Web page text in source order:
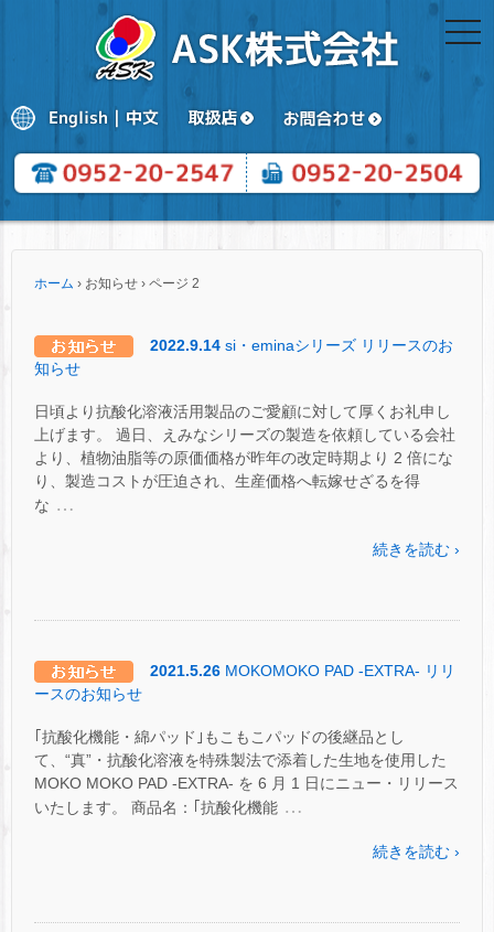
ホーム › お知らせ › ページ 2
2022.9.14 si・eminaシリーズ リリースのお
知らせ
日頃より抗酸化溶液活用製品のご愛顧に対して厚くお礼申し
上げます。 過日、えみなシリーズの製造を依頼している会社
より、植物油脂等の原価価格が昨年の改定時期より 2 倍にな
り、製造コストが圧迫され、生産価格へ転嫁せざるを得
な …
続きを読む ›
2021.5.26 MOKOMOKO PAD -EXTRA- リリ
ースのお知らせ
｢抗酸化機能・綿パッド｣もこもこパッドの後継品とし
て、“真”・抗酸化溶液を特殊製法で添着した生地を使用した
MOKO MOKO PAD -EXTRA- を 6 月 1 日にニュー・リリース
いたします。 商品名：｢抗酸化機能 …
続きを読む ›